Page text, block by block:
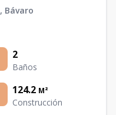
, Bávaro
2
Baños
124.2 M²
Construcción